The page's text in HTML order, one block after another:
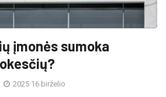
įmonės sumoka
2025 16 birželio